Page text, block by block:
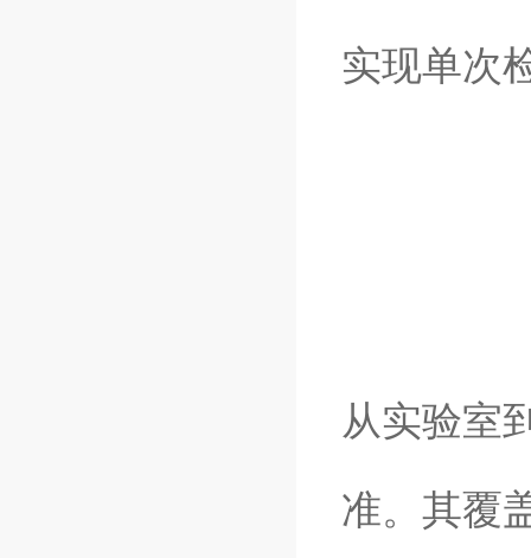
实现单次
从实验室
准。其覆